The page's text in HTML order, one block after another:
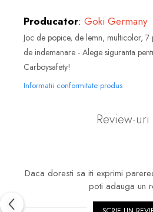
Producator: Goki Germany
Joc de popice, de lemn, multicolor,
de indemanare - Alege siguranta
Carboysafety!
Informatii conformitate produs
Review-uri
Daca doresti sa iti exprimi
poti adauga un